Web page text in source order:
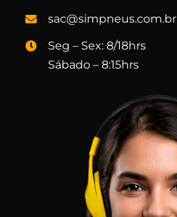
sac@simpneus.com.br
Seg – Sex: 8/18hrs
Sábado – 8:15hrs